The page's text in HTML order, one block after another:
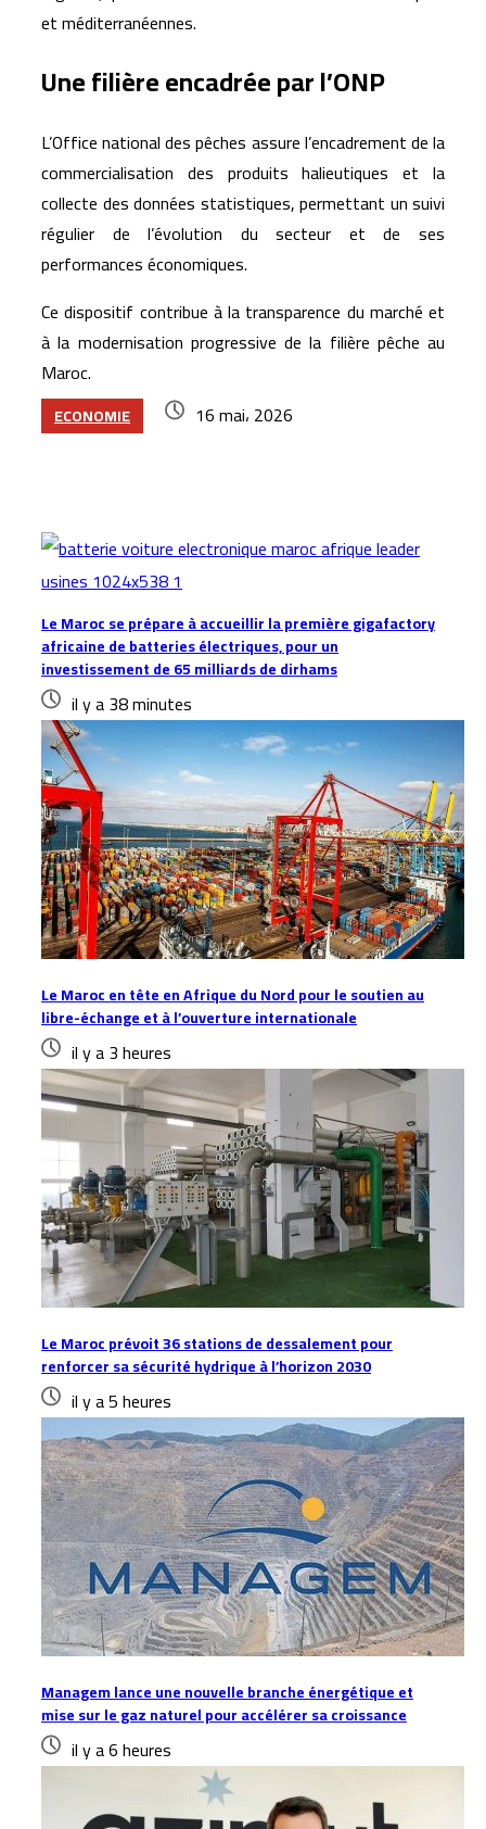
et méditerranéennes.
Une filière encadrée par l’ONP
L’Office national des pêches assure l’encadrement de la
commercialisation des produits halieutiques et la
collecte des données statistiques, permettant un suivi
régulier de l’évolution du secteur et de ses
performances économiques.
Ce dispositif contribue à la transparence du marché et
à la modernisation progressive de la filière pêche au
Maroc.
ECONOMIE 16 mai، 2026
Le Maroc se prépare à accueillir la première gigafactory
africaine de batteries électriques, pour un
investissement de 65 milliards de dirhams
il y a 38 minutes
Le Maroc en tête en Afrique du Nord pour le soutien au
libre-échange et à l’ouverture internationale
il y a 3 heures
Le Maroc prévoit 36 stations de dessalement pour
renforcer sa sécurité hydrique à l’horizon 2030
il y a 5 heures
Managem lance une nouvelle branche énergétique et
mise sur le gaz naturel pour accélérer sa croissance
il y a 6 heures